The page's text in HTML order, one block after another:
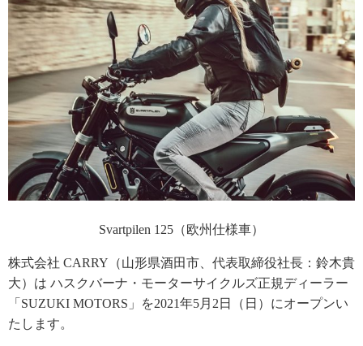
Svartpilen 125（欧州仕様車）
株式会社 CARRY（山形県酒田市、代表取締役社長：鈴木貴
大）は ハスクバーナ・モーターサイクルズ正規ディーラー
「SUZUKI MOTORS」を2021年5月2日（日）にオープンい
たします。